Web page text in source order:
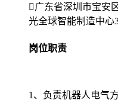
广东省深圳市宝安
光全球智能制造中心
岗位职责
1、负责机器人电气